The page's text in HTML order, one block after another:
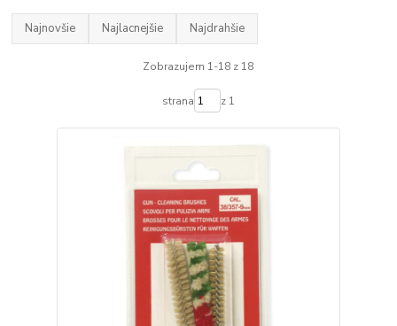
Najnovšie Najlacnejšie Najdrahšie
Zobrazujem 1-18 z 18
strana z 1